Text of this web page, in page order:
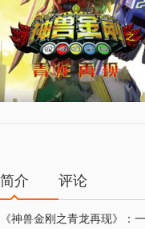
简介 评论
《神兽金刚之青龙再现》